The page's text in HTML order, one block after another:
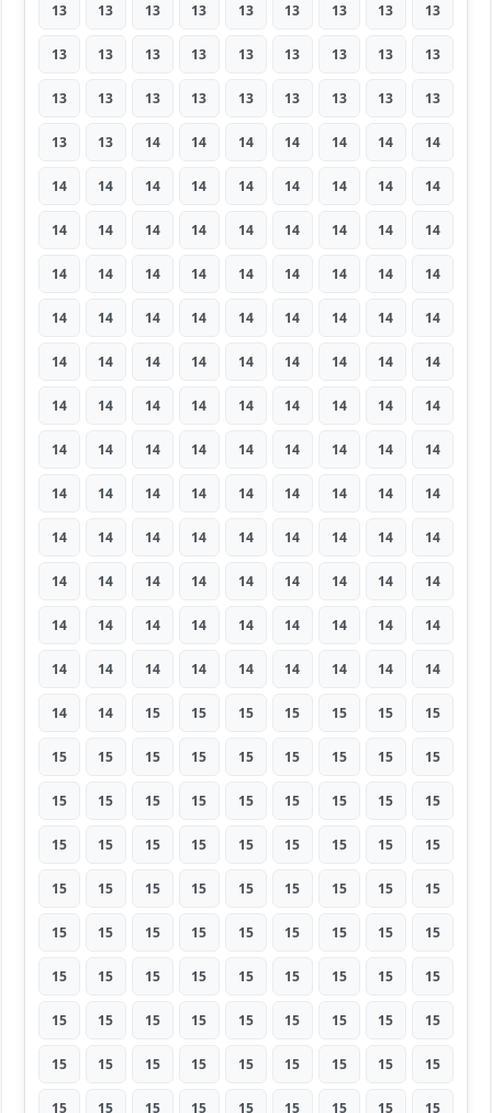
13 13 13 13 13 13 13 13 13
13 13 13 13 13 13 13 13 13
13 13 13 13 13 13 13 13 13
13 13 14 14 14 14 14 14 14
14 14 14 14 14 14 14 14 14
14 14 14 14 14 14 14 14 14
14 14 14 14 14 14 14 14 14
14 14 14 14 14 14 14 14 14
14 14 14 14 14 14 14 14 14
14 14 14 14 14 14 14 14 14
14 14 14 14 14 14 14 14 14
14 14 14 14 14 14 14 14 14
14 14 14 14 14 14 14 14 14
14 14 14 14 14 14 14 14 14
14 14 14 14 14 14 14 14 14
14 14 14 14 14 14 14 14 14
14 14 15 15 15 15 15 15 15
15 15 15 15 15 15 15 15 15
15 15 15 15 15 15 15 15 15
15 15 15 15 15 15 15 15 15
15 15 15 15 15 15 15 15 15
15 15 15 15 15 15 15 15 15
15 15 15 15 15 15 15 15 15
15 15 15 15 15 15 15 15 15
15 15 15 15 15 15 15 15 15
15 15 15 15 15 15 15 15 15